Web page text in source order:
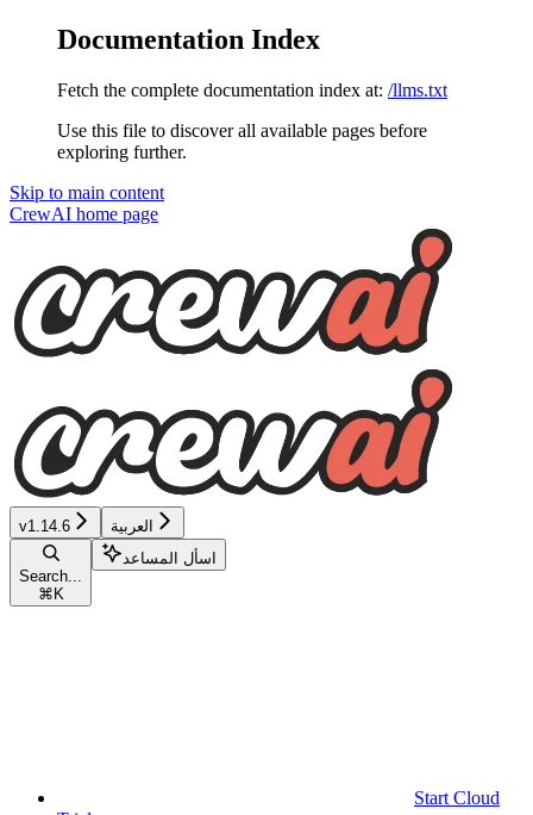
Documentation Index
Fetch the complete documentation index at: /llms.txt
Use this file to discover all available pages before
exploring further.
Skip to main content
CrewAI home page
v1.14.6 العربية
Search...
⌘ K
اسأل المساعد
Start Cloud